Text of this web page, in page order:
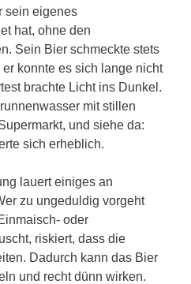
sein eigenes
hat, ohne den
Sein Bier schmeckte stets
konnte es sich lange nicht
brachte Licht ins Dunkel.
mit stillen
und siehe da:
sich erheblich.
lauert einiges an
zu ungeduldig vorgeht
oder
riskiert, dass die
Dadurch kann das Bier
und recht dünn wirken.